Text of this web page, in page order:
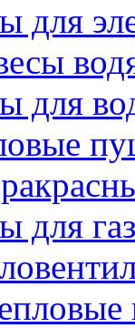
для
для
для